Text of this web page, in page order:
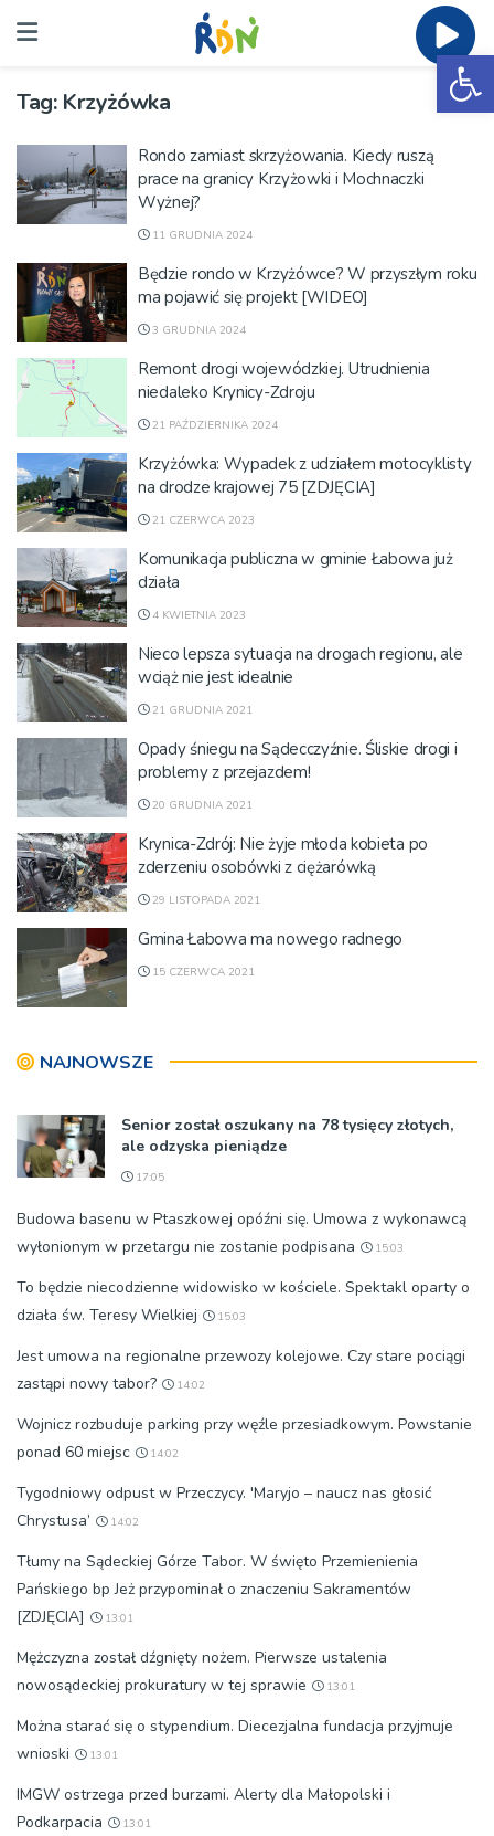
Tag: Krzyżówka
Rondo zamiast skrzyżowania. Kiedy ruszą
prace na granicy Krzyżowki i Mochnaczki
Wyżnej?
11 GRUDNIA 2024
Będzie rondo w Krzyżówce? W przyszłym roku
ma pojawić się projekt [WIDEO]
3 GRUDNIA 2024
Remont drogi wojewódzkiej. Utrudnienia
niedaleko Krynicy-Zdroju
21 PAŹDZIERNIKA 2024
Krzyżówka: Wypadek z udziałem motocyklisty
na drodze krajowej 75 [ZDJĘCIA]
21 CZERWCA 2023
Komunikacja publiczna w gminie Łabowa już
działa
4 KWIETNIA 2023
Nieco lepsza sytuacja na drogach regionu, ale
wciąż nie jest idealnie
21 GRUDNIA 2021
Opady śniegu na Sądecczyźnie. Śliskie drogi i
problemy z przejazdem!
20 GRUDNIA 2021
Krynica-Zdrój: Nie żyje młoda kobieta po
zderzeniu osobówki z ciężarówką
29 LISTOPADA 2021
Gmina Łabowa ma nowego radnego
15 CZERWCA 2021
NAJNOWSZE
Senior został oszukany na 78 tysięcy złotych,
ale odzyska pieniądze
17:05
Budowa basenu w Ptaszkowej opóźni się. Umowa z wykonawcą
wyłonionym w przetargu nie zostanie podpisana
15:03
To będzie niecodzienne widowisko w kościele. Spektakl oparty o
działa św. Teresy Wielkiej
15:03
Jest umowa na regionalne przewozy kolejowe. Czy stare pociągi
zastąpi nowy tabor?
14:02
Wojnicz rozbuduje parking przy węźle przesiadkowym. Powstanie
ponad 60 miejsc
14:02
Tygodniowy odpust w Przeczycy. 'Maryjo – naucz nas głosić
Chrystusa’
14:02
Tłumy na Sądeckiej Górze Tabor. W święto Przemienienia
Pańskiego bp Jeż przypominał o znaczeniu Sakramentów
[ZDJĘCIA]
13:01
Mężczyzna został dźgnięty nożem. Pierwsze ustalenia
nowosądeckiej prokuratury w tej sprawie
13:01
Można starać się o stypendium. Diecezjalna fundacja przyjmuje
wnioski
13:01
IMGW ostrzega przed burzami. Alerty dla Małopolski i
Podkarpacia
13:01